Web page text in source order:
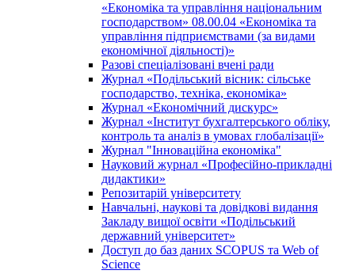
«Економіка та управління національним
господарством» 08.00.04 «Економіка та
управління підприємствами (за видами
економічної діяльності)»
Разові спеціалізовані вчені ради
Журнал «Подільський вісник: сільське
господарство, техніка, економіка»
Журнал «Економічний дискурс»
Журнал «Інститут бухгалтерського обліку,
контроль та аналіз в умовах глобалізації»
Журнал "Інноваційна економіка"
Науковий журнал «Професійно-прикладні
дидактики»
Репозитарій університету
Навчальні, наукові та довідкові видання
Закладу вищої освіти «Подільський
державний університет»
Доступ до баз даних SCOPUS та Web of
Science